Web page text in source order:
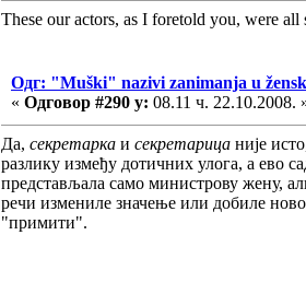
These our actors, as I foretold you, were
Одг: "Muški" nazivi zanimanja u
« Одговор #290 у: 08.11 ч. 22.10.2008.
Да, секретарка и секретарица није
разлику између дотичних улога, а ево
представљала само министрову жену,
речи измениле значење или добиле
"примити".